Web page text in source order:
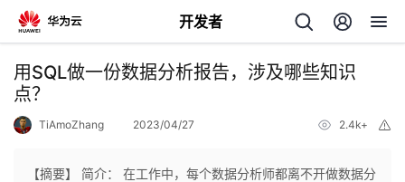
开发者
返
回
用SQL做一份数据分析报告，涉及哪些知识
点？
TiAmoZhang 2023/04/27 2.4k+
【摘要】 简介： 在工作中，每个数据分析师都离不开做数据分